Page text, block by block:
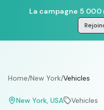
La campagne 5
Home/New York/Vehicles
New York, USA Vehicles